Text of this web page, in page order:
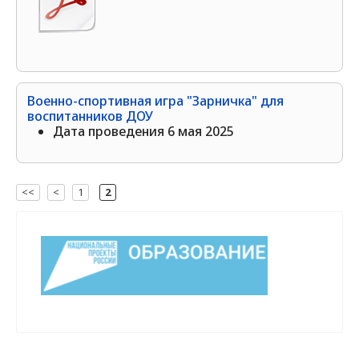
Военно-спортивная игра "Зарничка" для
воспитанников ДОУ
Дата проведения 6 мая 2025
<< < 1 2